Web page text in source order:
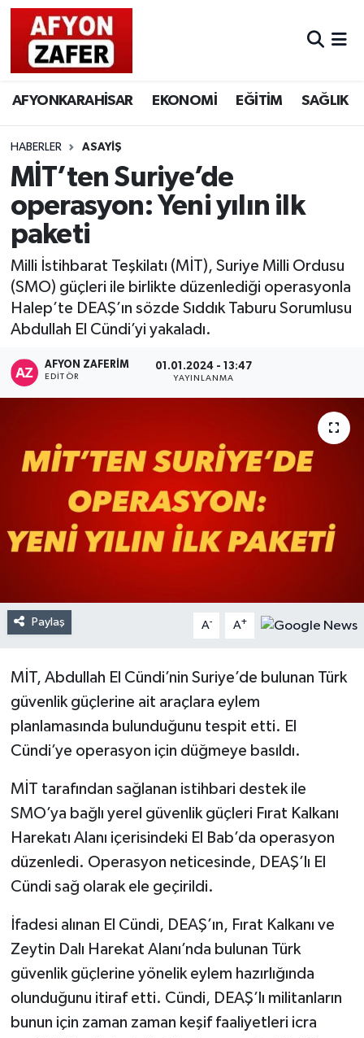
AFYONKARAHİSAR EKONOMİ EĞİTİM SAĞLIK
HABERLER ASAYİŞ
MİT’ten Suriye’de
operasyon: Yeni yılın ilk
paketi
Milli İstihbarat Teşkilatı (MİT), Suriye Milli Ordusu
(SMO) güçleri ile birlikte düzenlediği operasyonla
Halep’te DEAŞ’ın sözde Sıddık Taburu Sorumlusu
Abdullah El Cündi’yi yakaladı.
AFYON ZAFERİM
EDITÖR
01.01.2024 - 13:47
YAYINLANMA
Paylaş A- A+
MİT, Abdullah El Cündi’nin Suriye’de bulunan Türk
güvenlik güçlerine ait araçlara eylem
planlamasında bulunduğunu tespit etti. El
Cündi’ye operasyon için düğmeye basıldı.
MİT tarafından sağlanan istihbari destek ile
SMO’ya bağlı yerel güvenlik güçleri Fırat Kalkanı
Harekatı Alanı içerisindeki El Bab’da operasyon
düzenledi. Operasyon neticesinde, DEAŞ’lı El
Cündi sağ olarak ele geçirildi.
İfadesi alınan El Cündi, DEAŞ’ın, Fırat Kalkanı ve
Zeytin Dalı Harekat Alanı’nda bulunan Türk
güvenlik güçlerine yönelik eylem hazırlığında
olunduğunu itiraf etti. Cündi, DEAŞ’lı militanların
bunun için zaman zaman keşif faaliyetleri icra